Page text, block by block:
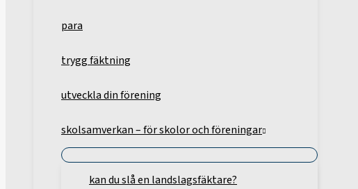
para
trygg fäktning
utveckla din förening
skolsamverkan – för skolor och föreningar
kan du slå en landslagsfäktare?